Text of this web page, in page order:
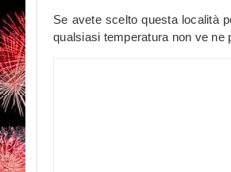
Se avete scelto questa località
qualsiasi temperatura non ve ne